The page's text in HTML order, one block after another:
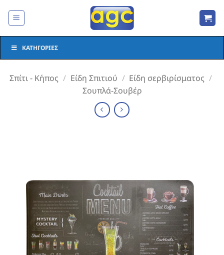
στο
ΚΑΤΗΓΟΡΊΕΣ
Σπίτι - Κήπος / Είδη Σπιτιού / Είδη σερβιρίσματος /
Σουπλά-Σουβέρ